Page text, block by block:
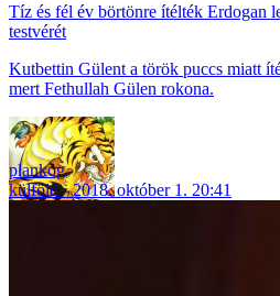
Tíz és fél év börtönre ítélték Erdogan
testvérét
Kutbettin Gülent a török puccs miatt
mert Fethullah Gülen rokona.
plankog
külföld
2018. október 1. 20:41